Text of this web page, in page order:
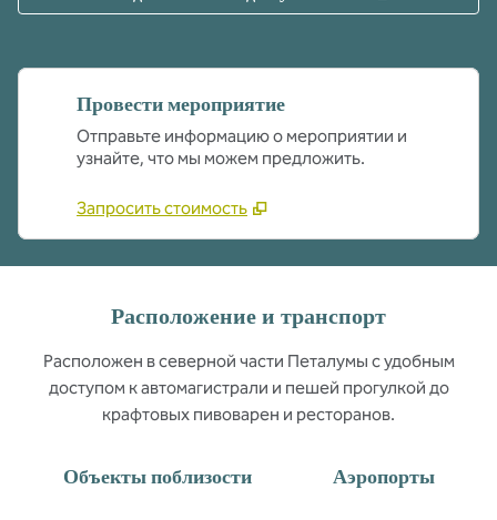
Провести мероприятие
Отправьте информацию о мероприятии и
узнайте, что мы можем предложить.
Запросить стоимость
Расположение и транспорт
Расположен в северной части Петалумы с удобным
доступом к автомагистрали и пешей прогулкой до
крафтовых пивоварен и ресторанов.
Объекты поблизости Аэропорты